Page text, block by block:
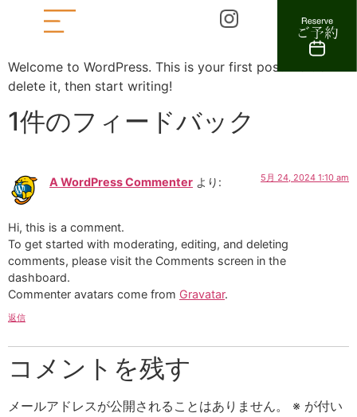
Hello world!
Welcome to WordPress. This is your first post. Edit or
delete it, then start writing!
1件のフィードバック
A WordPress Commenter より: 5月 24, 2024 1:10 am
Hi, this is a comment.
To get started with moderating, editing, and deleting
comments, please visit the Comments screen in the
dashboard.
Commenter avatars come from Gravatar.
返信
コメントを残す
メールアドレスが公開されることはありません。 ※ が付い